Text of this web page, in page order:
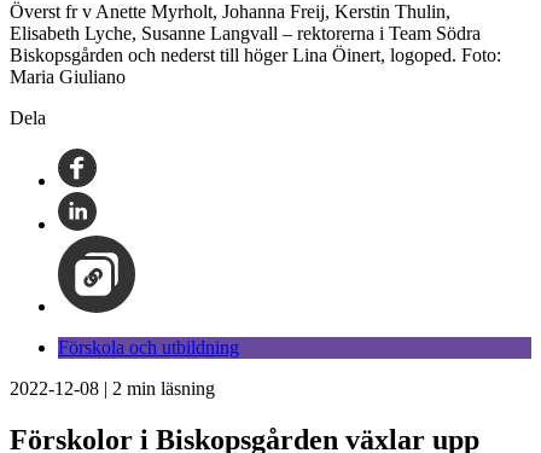
Överst fr v Anette Myrholt, Johanna Freij, Kerstin Thulin,
Elisabeth Lyche, Susanne Langvall – rektorerna i Team Södra
Biskopsgården och nederst till höger Lina Öinert, logoped. Foto:
Maria Giuliano
Dela
Förskola och utbildning
2022-12-08 | 2 min läsning
Förskolor i Biskopsgården växlar upp